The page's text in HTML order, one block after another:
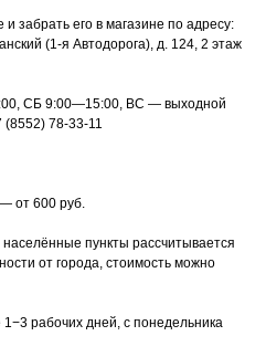
забрать его в магазине по адресу:
(1-я Автодорога), д. 124, 2 этаж
СБ 9:00—15:00, ВС — выходной
(8552) 78-33-11
от 600 руб.
пункты рассчитывается
от города, стоимость можно
рабочих дней, с понедельника